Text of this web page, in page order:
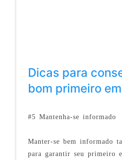
Dicas para
bom primeiro
#5 Mantenha-se informado
Manter-se bem informado
para garantir seu primeiro